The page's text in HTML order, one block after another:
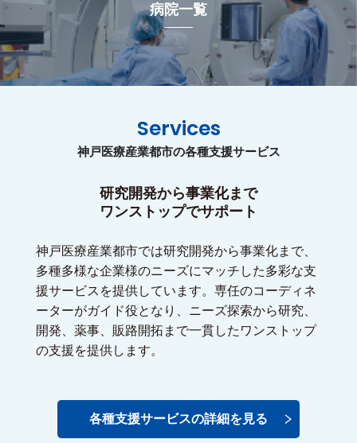
病院一覧
Services
神戸医療産業都市の各種支援サービス
研究開発から事業化まで
ワンストップでサポート
神戸医療産業都市では研究開発から事業化まで、
多種多様な企業様のニーズにマッチした多彩な支
援サービスを提供しています。専任のコーディネ
ーターがガイド役となり、ニーズ探索から研究、
開発、薬事、販路開拓まで一貫したワンストップ
の支援を提供します。
各種支援サービスの詳細を見る